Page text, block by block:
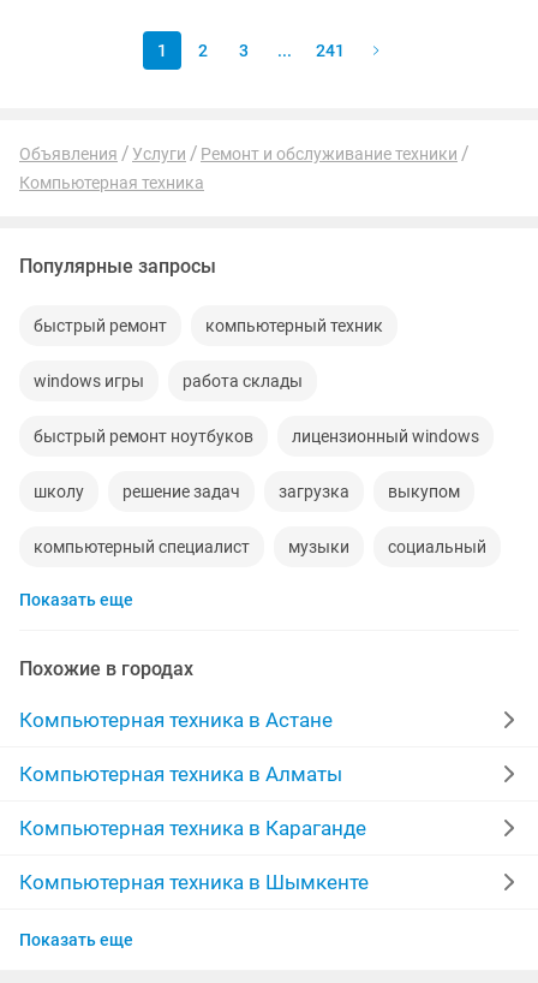
двигателя...
1 2 3 ... 241
Объявления Услуги
Ремонт и обслуживание техники
Компьютерная техника
Популярные запросы
быстрый ремонт компьютерный техник
windows игры работа склады
быстрый ремонт ноутбуков лицензионный windows
школу решение задач загрузка выкупом
компьютерный специалист музыки социальный
дизайн ремонта
работа в столовой плата аутсорсинг казахстану
фото видео услуги apple
компьютерный айтишник ремонт назарбаева
автосборка работа на 4 часа excel
виртуальная
Показать еще
Похожие в городах
Компьютерная техника в Астане
Компьютерная техника в Алматы
Компьютерная техника в Караганде
Компьютерная техника в Шымкенте
Компьютерная техника в Актау
Показать еще